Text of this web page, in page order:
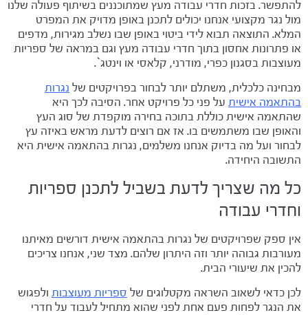
להתפשר. בזכות חדרי עבודה מעץ שמתוכננים בשיתוף פעולה שלנו
מול נגר מקצועי אנחנו יכולים לתכנן באופן מדויק את המפרט
המלא. התוצאה תבוא לידי ביטוי באופן שבו נשלב מגירות, מדפים
או פתרונות אחסון בתוך חדרי עבודה מעץ וגם במראה של ספריות
מעוצבות בסגנון כפרי, מודרני, קלאסי או וינטג`.
מבחינה כלכלית, משתלם יותר לבחור בפרויקטים של נגרות
בהתאמה אישית על פני כל פרויקט אחר. הסיבה לכך היא
שהתאמה אישית כוללת בתוכה בחירה מוקפדת של סוג העץ
והאופן שבו משתמשים בו. אז אם רוצים לדעת מראש באיזה עץ
לבחור ועל מה בדיוק אנחנו משלמים, נגרות בהתאמה אישית היא
התשובה היחידה.
כל מה שצריך לדעת בשביל לתכנן ספריות
וחדרי עבודה
אין ספק שפרויקטים של נגרות בהתאמה אישית דורשים מאיתנו
מעורבות גבוהה יותר וזה היתרון שלהם. מצד שני, אנחנו צריכים
להכין את שיעורי הבית.
לכן כדאי לשאוב השראה מקטלוגים של ספריות מעוצבות ולפגוש
את הנגר לפחות פעם אחת לפני שהוא מתחיל לעבוד על חדרי